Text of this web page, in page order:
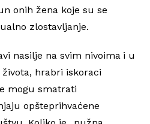
onih žena koje su se
zlostavljanje.
nasilje na svim nivoima i u
hrabri iskoraci
mogu smatrati
opšteprihvaćene